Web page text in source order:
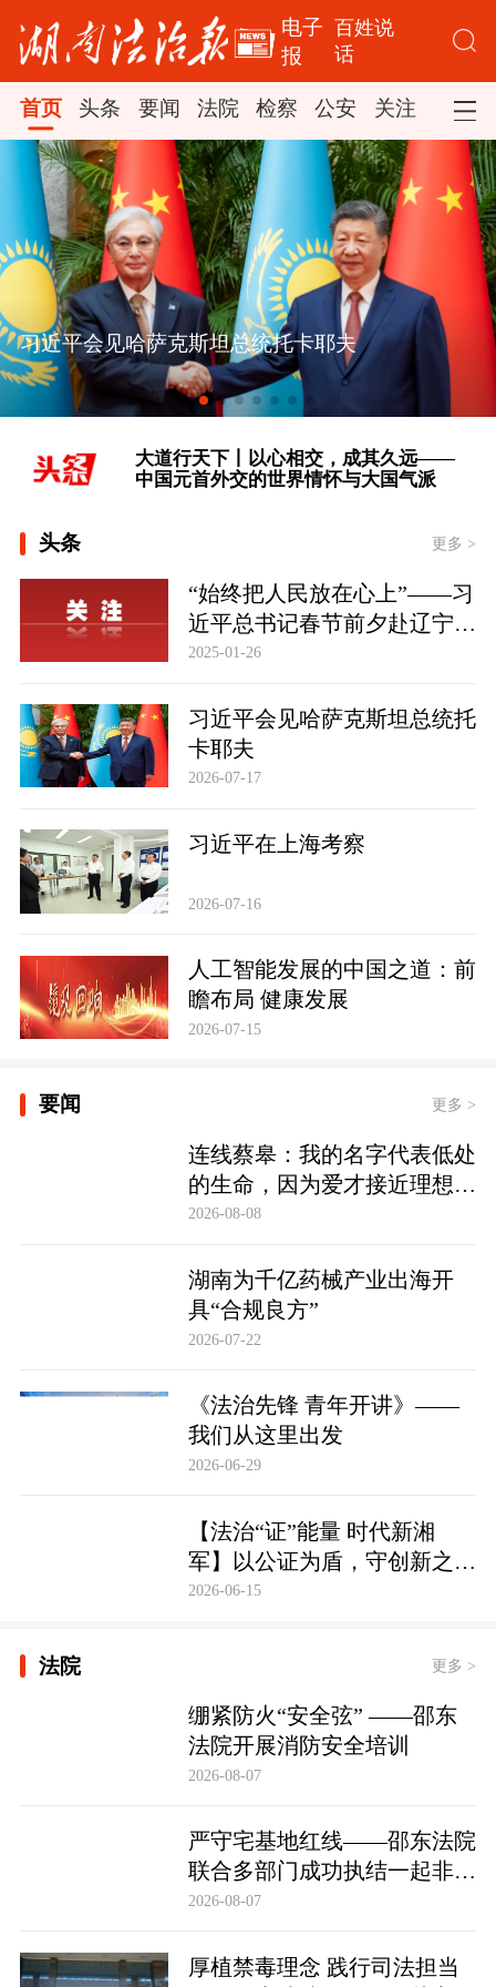
电子
报
百姓说
话
首页 头条 要闻 法院 检察 公安 关注 司法
习近平会见哈萨克斯坦总统托卡耶夫
[学习时节｜“大力发展以人民为中心的
体育事业” ]
大道行天下丨以心相交，成其久远——
中国元首外交的世界情怀与大国气派
[学习时节｜“大力发展以人民为中心的
体育事业” ]
大道行天下丨以心相交，成其久远——
头条 更多 >
“始终把人民放在心上”——习
近平总书记春节前夕赴辽宁看
望慰问基层干部群众纪实
2025-01-26
习近平会见哈萨克斯坦总统托
卡耶夫
2026-07-17
习近平在上海考察
2026-07-16
人工智能发展的中国之道：前
瞻布局 健康发展
2026-07-15
要闻 更多 >
连线蔡皋：我的名字代表低处
的生命，因为爱才接近理想的
高地
2026-08-08
湖南为千亿药械产业出海开
具“合规良方”
2026-07-22
《法治先锋 青年开讲》——
我们从这里出发
2026-06-29
【法治“证”能量 时代新湘
军】以公证为盾，守创新之魂
湖南青年公证人为知识产权保
2026-06-15
法院 更多 >
绷紧防火“安全弦” ——邵东
法院开展消防安全培训
2026-08-07
严守宅基地红线——邵东法院
联合多部门成功执结一起非法
占用宅基地行政处罚案
2026-08-07
厚植禁毒理念 践行司法担当